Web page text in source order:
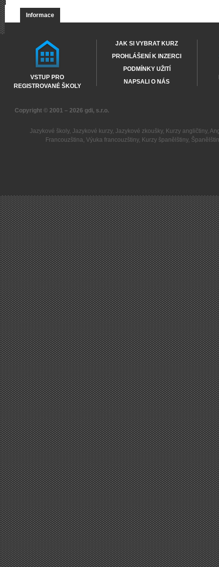
Informace
VSTUP PRO
REGISTROVANÉ ŠKOLY
JAK SI VYBRAT KURZ
PROHLÁŠENÍ K INZERCI
PODMÍNKY UŽITÍ
NAPSALI O NÁS
Copyright © 2001 – 2026 gdi, s.r.o.
Jazykové školy, Jazykové kurzy, Jazykové zkoušky, Kurzy angličtiny,
Francouzština,Výuka francouzštiny, Kurzy španělštiny,